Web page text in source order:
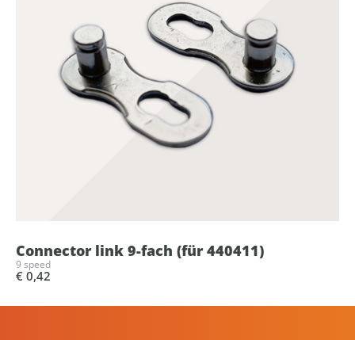
Connector link 9-fach (für 440411)
9 speed
€ 0,42